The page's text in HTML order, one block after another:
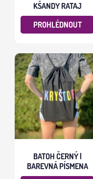
KŠANDY RATAJ
PROHLÉDNOUT
BATOH ČERNÝ |
BAREVNÁ PÍSMENA